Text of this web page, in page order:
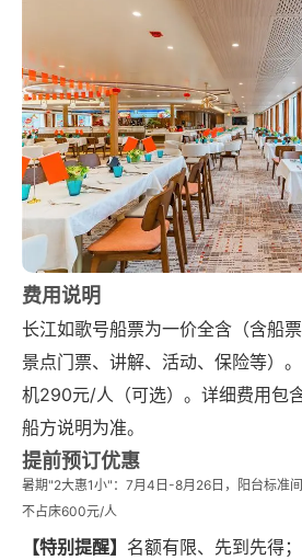
费用说明
长江如歌号船票为一价全含（含船
景点门票、讲解、活动、保险等）
机290元/人（可选）。详细费用包
船方说明为准。
提前预订优惠
暑期"2大惠1小"：7月4日-8月26日，阳台标准
不占床600元/人
【特别提醒】 名额有限、先到先得